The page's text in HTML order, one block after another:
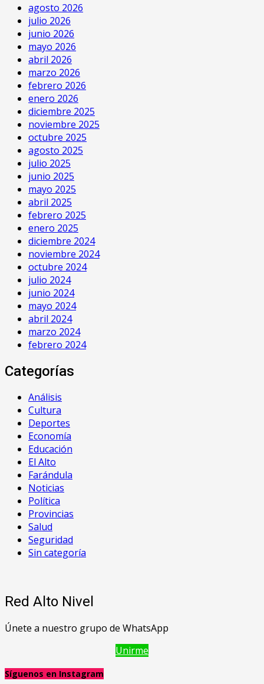
agosto 2026
julio 2026
junio 2026
mayo 2026
abril 2026
marzo 2026
febrero 2026
enero 2026
diciembre 2025
noviembre 2025
octubre 2025
agosto 2025
julio 2025
junio 2025
mayo 2025
abril 2025
febrero 2025
enero 2025
diciembre 2024
noviembre 2024
octubre 2024
julio 2024
junio 2024
mayo 2024
abril 2024
marzo 2024
febrero 2024
Categorías
Análisis
Cultura
Deportes
Economía
Educación
El Alto
Farándula
Noticias
Política
Provincias
Salud
Seguridad
Sin categoría
Red Alto Nivel
Únete a nuestro grupo de WhatsApp
Unirme
Síguenos en Instagram